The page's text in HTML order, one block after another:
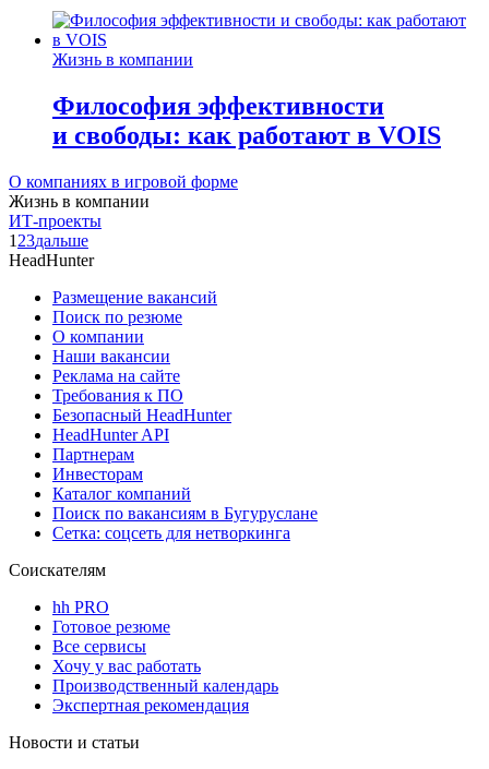
Жизнь в компании
Философия эффективности
и свободы: как работают в VOIS
О компаниях в игровой форме
Жизнь в компании
ИТ-проекты
1 23дальше
HeadHunter
Размещение вакансий
Поиск по резюме
О компании
Наши вакансии
Реклама на сайте
Требования к ПО
Безопасный HeadHunter
HeadHunter API
Партнерам
Инвесторам
Каталог компаний
Поиск по вакансиям в Бугуруслане
Сетка: соцсеть для нетворкинга
Соискателям
hh PRO
Готовое резюме
Все сервисы
Хочу у вас работать
Производственный календарь
Экспертная рекомендация
Новости и статьи